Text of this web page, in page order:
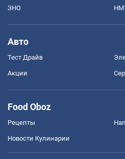
ЗНО
Авто
Тест Драйв
Акции
Food Oboz
Рецепты
Новости Кулинарии